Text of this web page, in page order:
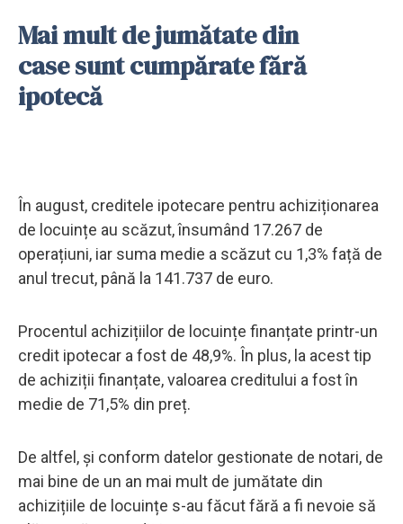
Mai mult de jumătate din
case sunt cumpărate fără
ipotecă
În august, creditele ipotecare pentru achiziționarea
de locuințe au scăzut, însumând 17.267 de
operațiuni, iar suma medie a scăzut cu 1,3% față de
anul trecut, până la 141.737 de euro.
Procentul achizițiilor de locuințe finanțate printr-un
credit ipotecar a fost de 48,9%. În plus, la acest tip
de achiziții finanțate, valoarea creditului a fost în
medie de 71,5% din preț.
De altfel, și conform datelor gestionate de notari, de
mai bine de un an mai mult de jumătate din
achizițiile de locuințe s-au făcut fără a fi nevoie să